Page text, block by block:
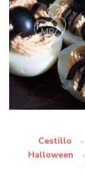
Cestillo
Halloween